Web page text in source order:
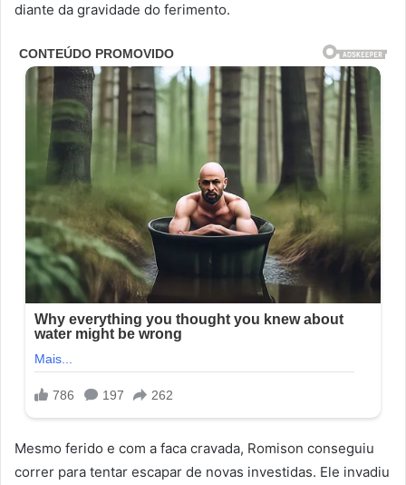
diante da gravidade do ferimento.
Mesmo ferido e com a faca cravada, Romison conseguiu
correr para tentar escapar de novas investidas. Ele invadiu